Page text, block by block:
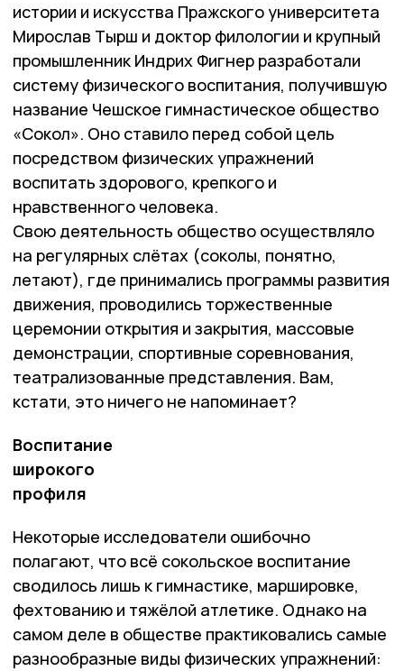
истории и искусства Пражского университета
Мирослав Тырш и доктор филологии и крупный
промышленник Индрих Фигнер разработали
систему физического воспитания, получившую
название Чешское гимнастическое общество
«Сокол». Оно ставило перед собой цель
посредством физических упражнений
воспитать здорового, крепкого и
нравственного человека.
Свою деятельность общество осуществляло
на регулярных слётах (соколы, понятно,
летают), где принимались программы развития
движения, проводились торжественные
церемонии открытия и закрытия, массовые
демонстрации, спортивные соревнования,
театрализованные представления. Вам,
кстати, это ничего не напоминает?
Воспитание
широкого
профиля
Некоторые исследователи ошибочно
полагают, что всё сокольское воспитание
сводилось лишь к гимнастике, маршировке,
фехтованию и тяжёлой атлетике. Однако на
самом деле в обществе практиковались самые
разнообразные виды физических упражнений: